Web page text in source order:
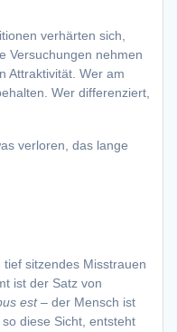
verhärten sich,
Versuchungen nehmen
Attraktivität. Wer am
Wer differenziert,
verloren, das lange
sitzendes Misstrauen
ist der Satz von
est– der Mensch ist
diese Sicht, entsteht